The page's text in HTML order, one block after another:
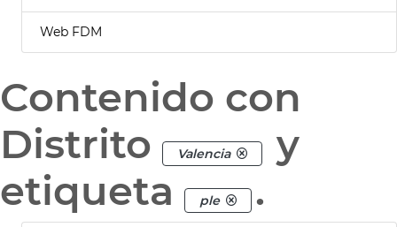
Web FDM
Contenido con
Distrito
Valencia
y
etiqueta
ple .